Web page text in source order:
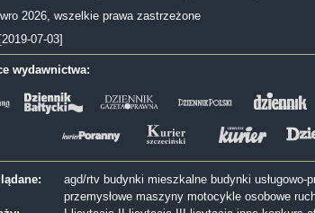
2026, wszelkie prawa zastrzeżone
07-03]
wydawnictwa:
agd/rtv budynki mieszkalne budynki usługowo-
przemysłowe maszyny motocykle osobowe